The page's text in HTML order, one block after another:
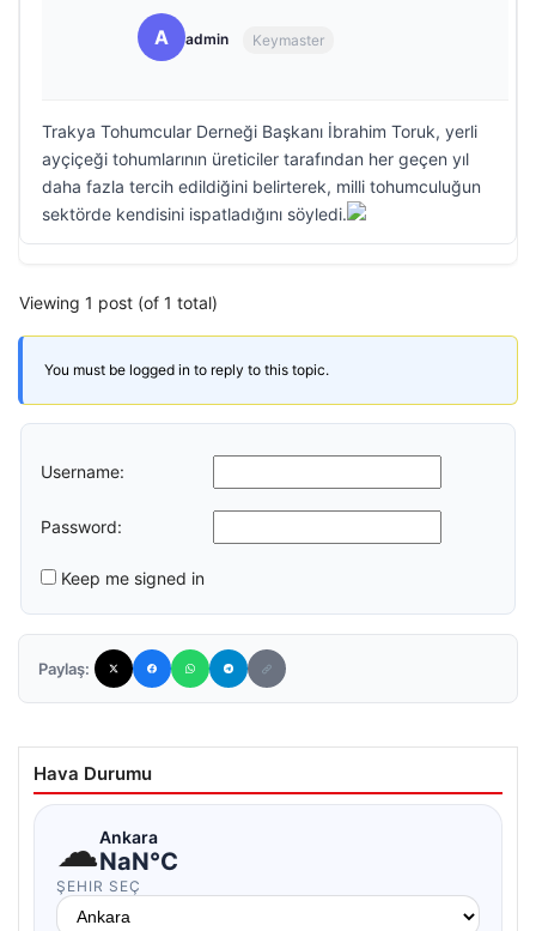
A admin Keymaster
Trakya Tohumcular Derneği Başkanı İbrahim Toruk, yerli
ayçiçeği tohumlarının üreticiler tarafından her geçen yıl
daha fazla tercih edildiğini belirterek, milli tohumculuğun
sektörde kendisini ispatladığını söyledi.
Viewing 1 post (of 1 total)
You must be logged in to reply to this topic.
Username:
Password:
Keep me signed in
Paylaş:
Hava Durumu
☁Ankara
NaN°C
ŞEHIR SEÇ